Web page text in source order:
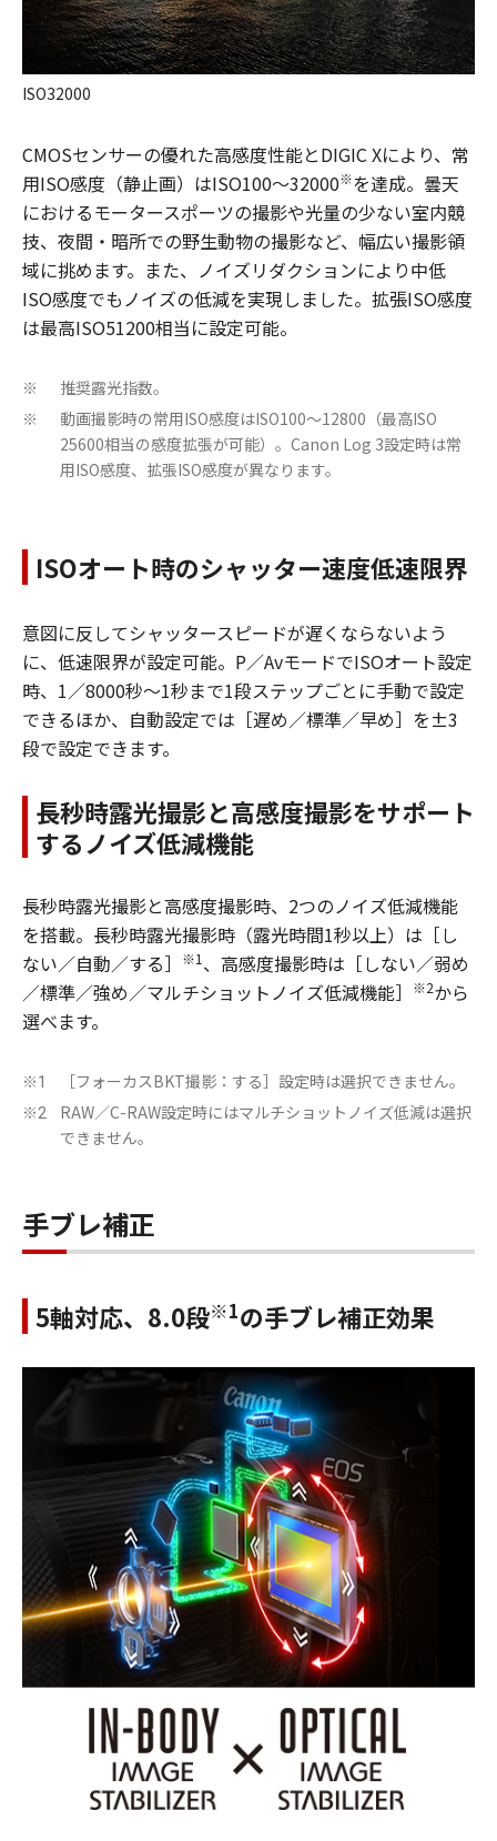
ISO32000
CMOSセンサーの優れた高感度性能とDIGIC Xにより、常
用ISO感度（静止画）はISO100～32000※を達成。曇天
におけるモータースポーツの撮影や光量の少ない室内競
技、夜間・暗所での野生動物の撮影など、幅広い撮影領
域に挑めます。また、ノイズリダクションにより中低
ISO感度でもノイズの低減を実現しました。拡張ISO感度
は最高ISO51200相当に設定可能。
※ 推奨露光指数。
※
動画撮影時の常用ISO感度はISO100～12800（最高ISO
25600相当の感度拡張が可能）。Canon Log 3設定時は常
用ISO感度、拡張ISO感度が異なります。
ISOオート時のシャッター速度低速限界
意図に反してシャッタースピードが遅くならないよう
に、低速限界が設定可能。P／AvモードでISOオート設定
時、1／8000秒～1秒まで1段ステップごとに手動で設定
できるほか、自動設定では［遅め／標準／早め］を±3
段で設定できます。
長秒時露光撮影と高感度撮影をサポート
するノイズ低減機能
長秒時露光撮影と高感度撮影時、2つのノイズ低減機能
を搭載。長秒時露光撮影時（露光時間1秒以上）は［し
ない／自動／する］
※1 、高感度撮影時は［しない／弱め
／標準／強め／マルチショットノイズ低減機能］
※2から
選べます。
※1 ［フォーカスBKT撮影：する］設定時は選択できません。
※2
RAW／C-RAW設定時にはマルチショットノイズ低減は選択
できません。
手ブレ補正
5軸対応、8.0段※1の手ブレ補正効果